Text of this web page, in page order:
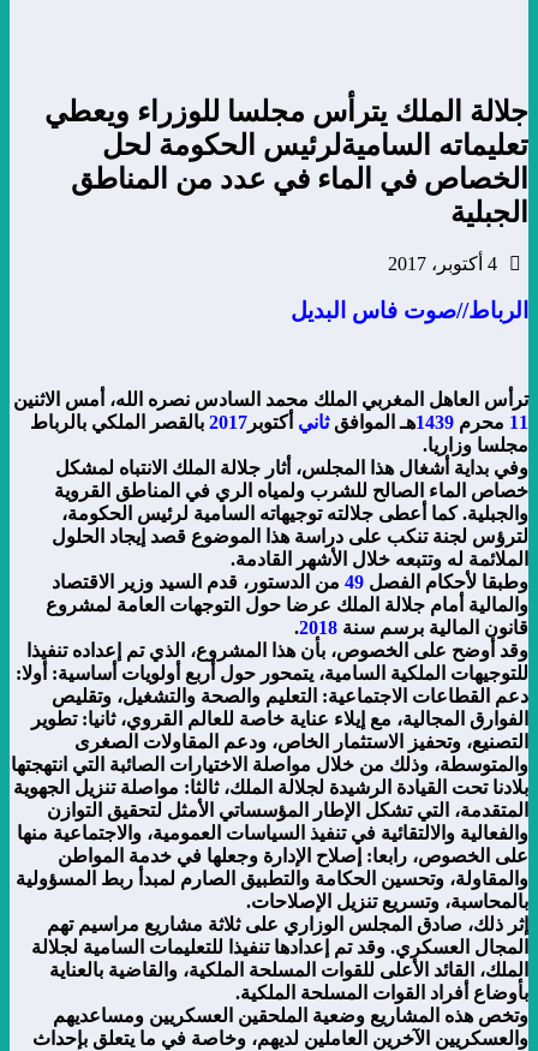
جلالة الملك يترأس مجلسا للوزراء ويعطي
تعليماته الساميةلرئيس الحكومة لحل
الخصاص في الماء في عدد من المناطق
الجبلية
4 أكتوبر، 2017
الرباط//صوت فاس البديل
ترأس العاهل المغربي الملك محمد السادس نصره الله، أمس الاثنين
11 محرم 1439هـ الموافقثاني أكتوبر 2017 بالقصر الملكي بالرباط
مجلسا وزاريا.
وفي بداية أشغال هذا المجلس، أثار جلالة الملك الانتباه لمشكل
خصاص الماء الصالح للشرب ولمياه الري في المناطق القروية
والجبلية. كما أعطى جلالته توجيهاته السامية لرئيس الحكومة،
لترؤس لجنة تنكب على دراسة هذا الموضوع قصد إيجاد الحلول
الملائمة له وتتبعه خلال الأشهر القادمة.
وطبقا لأحكام الفصل
من الدستور، قدم السيد وزير الاقتصاد
والمالية أمام جلالة الملك عرضا حول التوجهات العامة لمشروع
قانون المالية برسم سنة 2018
.
وقد أوضح على الخصوص، بأن هذا المشروع، الذي تم إعداده تنفيذا
للتوجيهات الملكية السامية، يتمحور حول أربع أولويات أساسية: أولا:
دعم القطاعات الاجتماعية: التعليم والصحة والتشغيل، وتقليص
الفوارق المجالية، مع إيلاء عناية خاصة للعالم القروي، ثانيا: تطوير
التصنيع، وتحفيز الاستثمار الخاص، ودعم المقاولات الصغرى
والمتوسطة، وذلك من خلال مواصلة الاختيارات الصائبة التي انتهجتها
بلادنا تحت القيادة الرشيدة لجلالة الملك، ثالثا: مواصلة تنزيل الجهوية
المتقدمة، التي تشكل الإطار المؤسساتي الأمثل لتحقيق التوازن
والفعالية والالتقائية في تنفيذ السياسات العمومية، والاجتماعية منها
على الخصوص، رابعا: إصلاح الإدارة وجعلها في خدمة المواطن
والمقاولة، وتحسين الحكامة والتطبيق الصارم لمبدأ ربط المسؤولية
بالمحاسبة، وتسريع تنزيل الإصلاحات.
إثر ذلك، صادق المجلس الوزاري على ثلاثة مشاريع مراسيم تهم
المجال العسكري. وقد تم إعدادها تنفيذا للتعليمات السامية لجلالة
الملك، القائد الأعلى للقوات المسلحة الملكية، والقاضية بالعناية
بأوضاع أفراد القوات المسلحة الملكية.
وتخص هذه المشاريع وضعية الملحقين العسكريين ومساعديهم
والعسكريين الآخرين العاملين لديهم، وخاصة في ما يتعلق بإحداث